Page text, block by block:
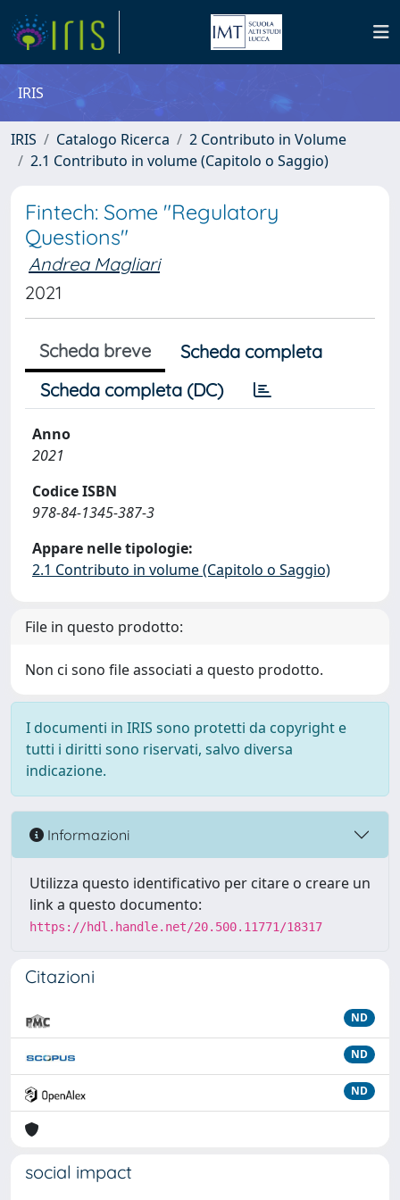
IRIS
IRIS Catalogo Ricerca
2 Contributo in Volume
2.1 Contributo in volume (Capitolo o Saggio)
Fintech: Some "Regulatory
Questions"
Andrea Magliari
2021
Scheda breve
Scheda completa
Scheda completa (DC)
Anno
2021
Codice ISBN
978-84-1345-387-3
Appare nelle tipologie:
2.1 Contributo in volume (Capitolo o Saggio)
File in questo prodotto:
Non ci sono file associati a questo prodotto.
I documenti in IRIS sono protetti da copyright e
tutti i diritti sono riservati, salvo diversa
indicazione.
Informazioni
Utilizza questo identificativo per citare o creare un
link a questo documento:
https://hdl.handle.net/20.500.11771/18317
Citazioni
ND
ND
ND
social impact